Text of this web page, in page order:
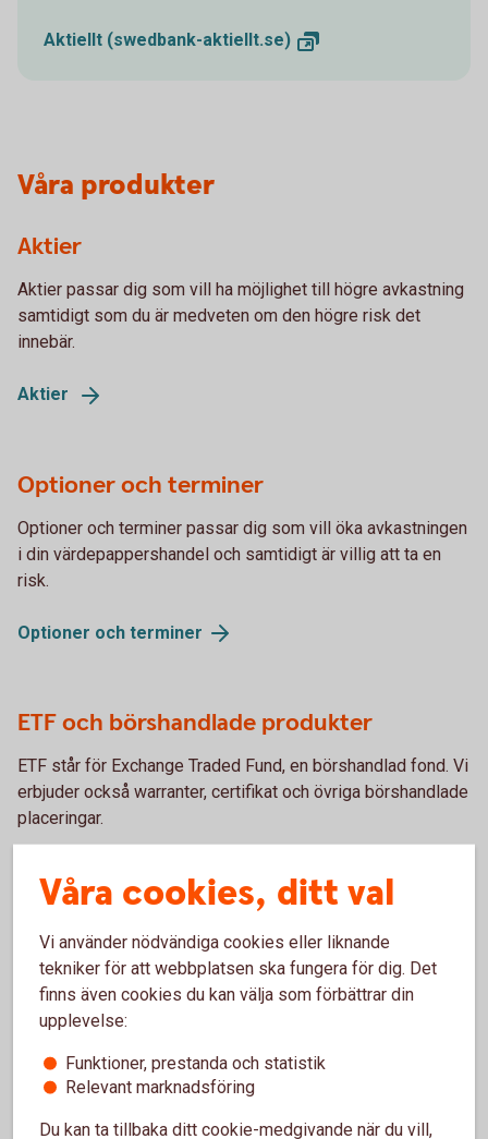
Aktiellt (swedbank-aktiellt.se)
Våra produkter
Aktier
Aktier passar dig som vill ha möjlighet till högre avkastning
samtidigt som du är medveten om den högre risk det
innebär.
Aktier
Optioner och terminer
Optioner och terminer passar dig som vill öka avkastningen
i din värdepappershandel och samtidigt är villig att ta en
risk.
Optioner och terminer
ETF och börshandlade produkter
ETF står för Exchange Traded Fund, en börshandlad fond. Vi
erbjuder också warranter, certifikat och övriga börshandlade
placeringar.
Ränteplaceringar
Ränteplaceringar passar dig som vill placera med låg risk.
Ränteplaceringar
Våra cookies, ditt val
Vi använder nödvändiga cookies eller liknande
tekniker för att webbplatsen ska fungera för dig. Det
finns även cookies du kan välja som förbättrar din
upplevelse:
Funktioner, prestanda och statistik
Relevant marknadsföring
Du kan ta tillbaka ditt cookie-medgivande när du vill,